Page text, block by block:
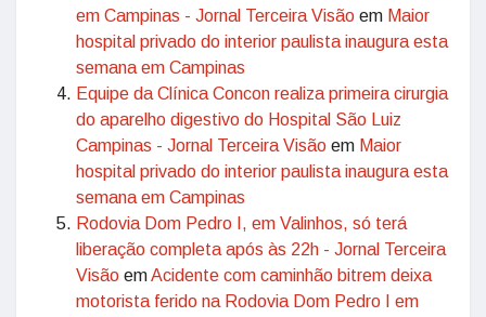
em Campinas - Jornal Terceira Visão em Maior
hospital privado do interior paulista inaugura esta
semana em Campinas
Equipe da Clínica Concon realiza primeira cirurgia
do aparelho digestivo do Hospital São Luiz
Campinas - Jornal Terceira Visão em Maior
hospital privado do interior paulista inaugura esta
semana em Campinas
Rodovia Dom Pedro I, em Valinhos, só terá
liberação completa após às 22h - Jornal Terceira
Visão emAcidente com caminhão bitrem deixa
motorista ferido na Rodovia Dom Pedro I em